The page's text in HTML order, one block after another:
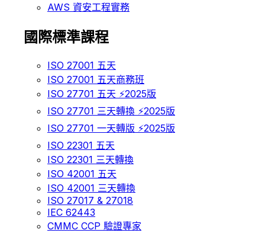
AWS 資安工程實務
國際標準課程
ISO 27001 五天
ISO 27001 五天商務班
ISO 27701 五天 ⚡2025版
ISO 27701 三天轉換 ⚡2025版
ISO 27701 一天轉版 ⚡2025版
ISO 22301 五天
ISO 22301 三天轉換
ISO 42001 五天
ISO 42001 三天轉換
ISO 27017 & 27018
IEC 62443
CMMC CCP 驗證專家